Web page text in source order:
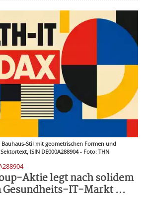
Stil mit geometrischen Formen und
ISIN DE000A288904 - Foto: THN
Aktie legt nach solidem
Gesundheits-IT-Markt ...